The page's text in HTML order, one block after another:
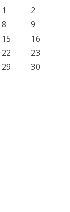
1
2
8
9
15
16
22
23
29
30